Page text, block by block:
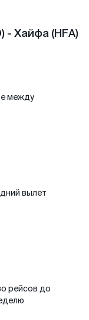
- Хайфа (HFA)
между
вылет
рейсов до